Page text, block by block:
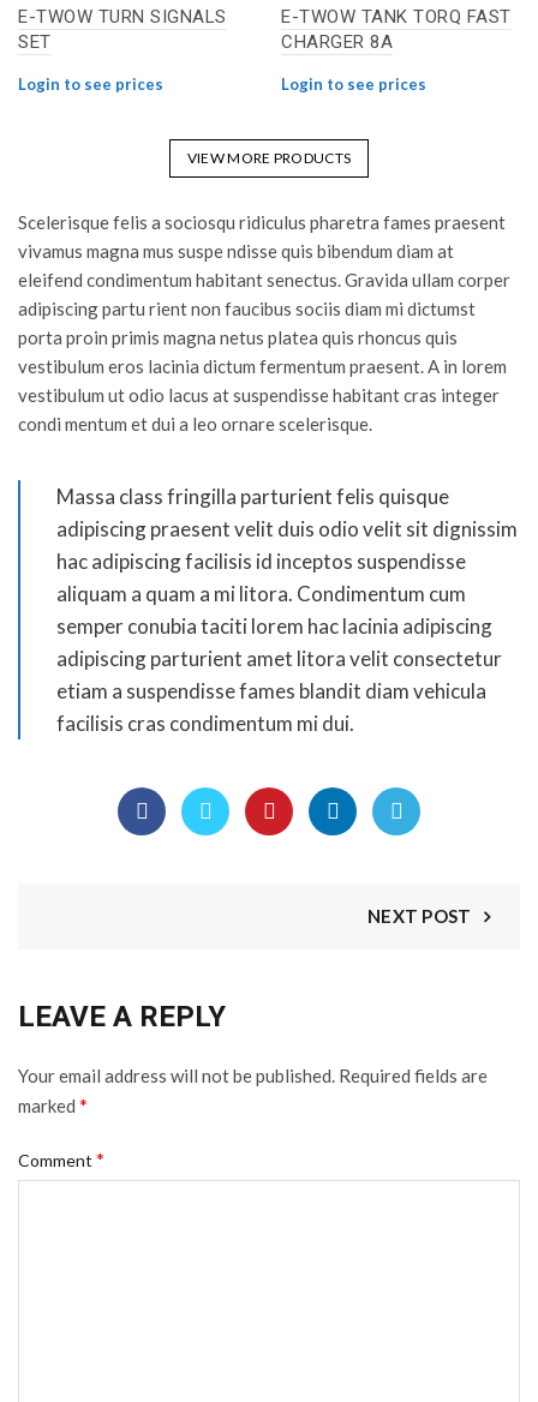
E-TWOW TURN SIGNALS
SET
Login to see prices
E-TWOW TANK TORQ FAST
CHARGER 8A
Login to see prices
VIEW MORE PRODUCTS
Scelerisque felis a sociosqu ridiculus pharetra fames praesent
vivamus magna mus suspe ndisse quis bibendum diam at
eleifend condimentum habitant senectus. Gravida ullam corper
adipiscing partu rient non faucibus sociis diam mi dictumst
porta proin primis magna netus platea quis rhoncus quis
vestibulum eros lacinia dictum fermentum praesent. A in lorem
vestibulum ut odio lacus at suspendisse habitant cras integer
condi mentum et dui a leo ornare scelerisque.
Massa class fringilla parturient felis quisque
adipiscing praesent velit duis odio velit sit dignissim
hac adipiscing facilisis id inceptos suspendisse
aliquam a quam a mi litora. Condimentum cum
semper conubia taciti lorem hac lacinia adipiscing
adipiscing parturient amet litora velit consectetur
etiam a suspendisse fames blandit diam vehicula
facilisis cras condimentum mi dui.
NEXT POST
LEAVE A REPLY
Your email address will not be published. Required fields are
marked *
Comment *